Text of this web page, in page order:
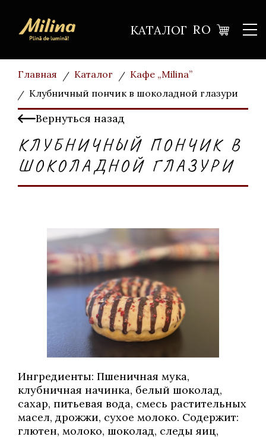
КАТАЛОГ RO
Главная Каталог
Кафе „Milina”
Клубничный пончик в шоколадной глазури
Вернуться назад
КЛУБНИЧНЫЙ ПОНЧИК В
ШОКОЛАДНОЙ ГЛАЗУРИ
Ингредиенты: Пшеничная мука,
клубничная начинка, белый шоколад,
сахар, питьевая вода, смесь растительных
масел, дрожжи, сухое молоко. Содержит:
глютен, молоко, шоколад, следы яиц,